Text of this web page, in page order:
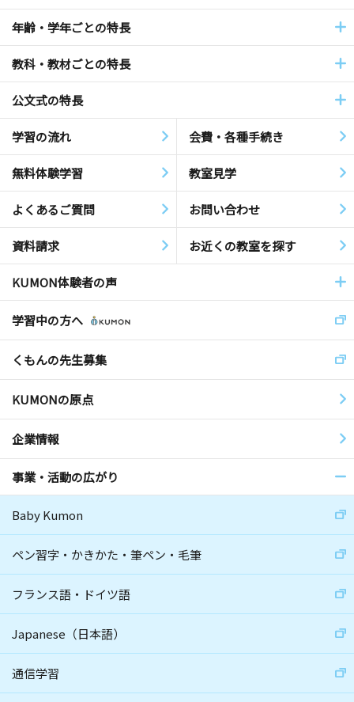
年齢・学年ごとの特長
教科・教材ごとの特長
公文式の特長
学習の流れ 会費・各種手続き
無料体験学習 教室見学
よくあるご質問 お問い合わせ
資料請求 お近くの教室を探す
KUMON体験者の声
学習中の方へ
くもんの先生募集
KUMONの原点
企業情報
事業・活動の広がり
Baby Kumon
ペン習字・かきかた・筆ペン・毛筆
フランス語・ドイツ語
Japanese（日本語）
通信学習